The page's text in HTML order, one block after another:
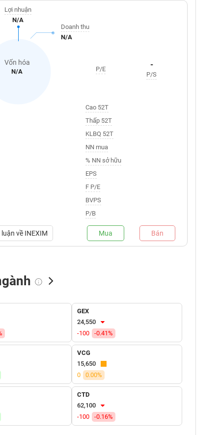
Vốn hóa
N/A
Lợi nhuận
N/A
Doanh thu
N/A
P/E -
P/S
Cao 52T
Thấp 52T
KLBQ 52T
NN mua
% NN sở hữu
EPS
F P/E
BVPS
P/B
về INEXIM Mua Bán
Tự doanh mua
GEX
24,550
-100
-0.41%
VCG
15,650
0
0.00%
CTD
62,100
-100
-0.16%